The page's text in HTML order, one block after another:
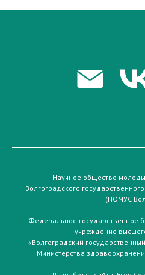
Научное общество
Волгоградского
(НОМУС
Федеральное государственное
учреждение
«Волгоградский
Министерства